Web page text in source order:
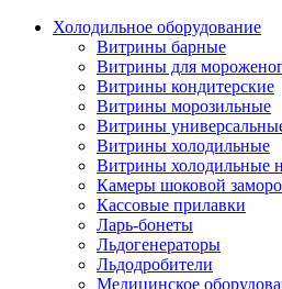
Холодильное оборудование
Витрины барные
Витрины для
Витрины кондитерские
Витрины морозильные
Витрины
Витрины холодильные
Витрины холодильные
Камеры шоковой
Кассовые прилавки
Ларь-бонеты
Льдогенераторы
Льдодробители
Медицинское